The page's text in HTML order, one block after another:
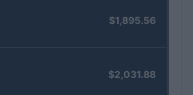
$1,895.56
$2,031.88